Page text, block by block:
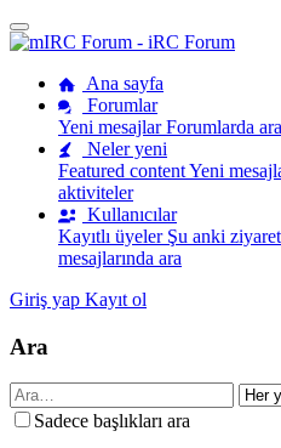
Ana sayfa
Forumlar
Yeni mesajlarForumlarda ara
Neler yeni
Featured contentYeni
aktiviteler
Kullanıcılar
Kayıtlı üyeler Şu anki
mesajlarında ara
Giriş yap Kayıt ol
Ara
Sadece başlıkları ara